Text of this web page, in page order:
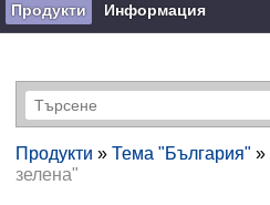
Продукти Информация
Продукти » Тема "България" »
зелена"